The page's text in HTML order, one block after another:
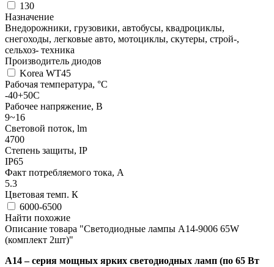
130
Назначение
Внедорожники, грузовики, автобусы, квадроциклы,
снегоходы, легковые авто, мотоциклы, скутеры, строй-,
сельхоз- техника
Производитель диодов
Korea WT45
Рабочая температура, °С
-40+50С
Рабочее напряжение, В
9~16
Световой поток, lm
4700
Степень защиты, IP
IP65
Факт потребляемого тока, А
5.3
Цветовая темп. К
6000-6500
Найти похожие
Описание товара "Светодиодные лампы A14-9006 65W
(комплект 2шт)"
A14 – серия мощных ярких светодиодных ламп (по 65 Вт